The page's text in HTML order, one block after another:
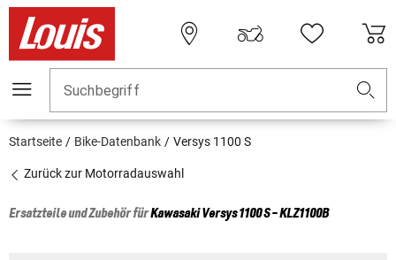
Suchbegriff
Startseite Bike-Datenbank Versys 1100 S
Zurück zur Motorradauswahl
Ersatzteile und Zubehör fürKawasakiVersys 1100 S - KLZ1100B